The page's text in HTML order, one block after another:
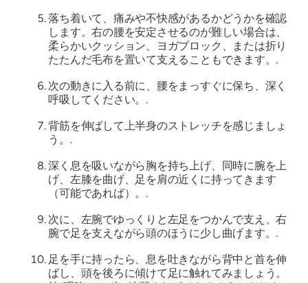
落ち着いて、痛みや不快感があるかどうかを確認
します。右の腰を安定させるのが難しい場合は、
柔らかいクッション、ヨガブロック、または折り
たたんだ毛布を置いて支えることもできます。.
次の動きに入る前に、腰をまっすぐに保ち、深く
呼吸してください。.
背筋を伸ばして上半身のストレッチを感じましょ
う。.
深く息を吸いながら胸を持ち上げ、同時に腕を上
げ、左膝を曲げ、足を肩の近くに持ってきます
（可能であれば）。.
次に、左腕でゆっくりと左足をつかんで支え、右
腕で足を支えながら頭のほうに少し曲げます。.
足を手に持ったら、息を吐きながら背中と首を伸
ばし、頭を後ろに傾けて足に触れてみましょう。